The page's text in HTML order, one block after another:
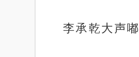
李承乾大声